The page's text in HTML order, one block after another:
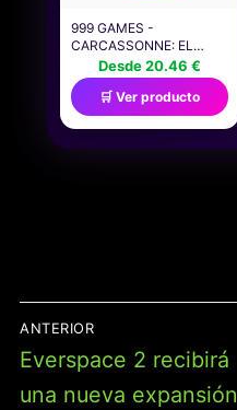
999 GAMES -
CARCASSONNE: EL
JUEGO DE MESA DE LA
TORRE - EXPANSIÓN
DESDE 7 AÑOS - UNO
DE LOS MEJORES
JUEGOS DE 2017 -
KLAUS-JÜRGEN WREDE
Desde 20.46 €
🛒 Ver producto
NAVEGACIÓN
DE
ENTRADAS
ANTERIOR
Entrada
anterior:
Everspace 2 recibirá
una nueva expansión